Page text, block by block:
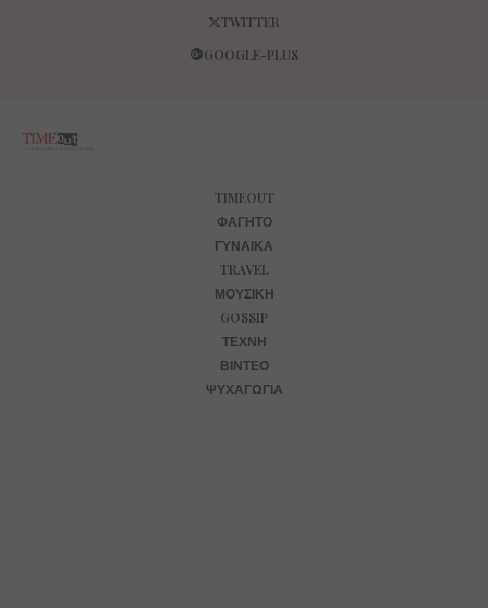
TWITTER
GOOGLE-PLUS
TIMEOUT
ΦΑΓΗΤΌ
ΓΥΝΑΊΚΑ
TRAVEL
ΜΟΥΣΙΚΉ
GOSSIP
ΤΈΧΝΗ
ΒΊΝΤΕΟ
ΨΥΧΑΓΩΓΊΑ